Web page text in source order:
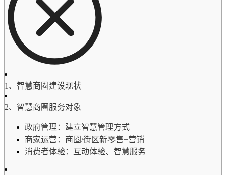
1、智慧商圈建设现状
2、智慧商圈服务对象
政府管理：建立智慧管理方式
商家运营：商圈/街区新零售+营销
消费者体验：互动体验、智慧服务